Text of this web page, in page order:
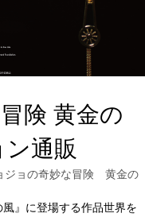
険 黄金の
通販
ジョの奇妙な冒険 黄金の
』に登場する作品世界を